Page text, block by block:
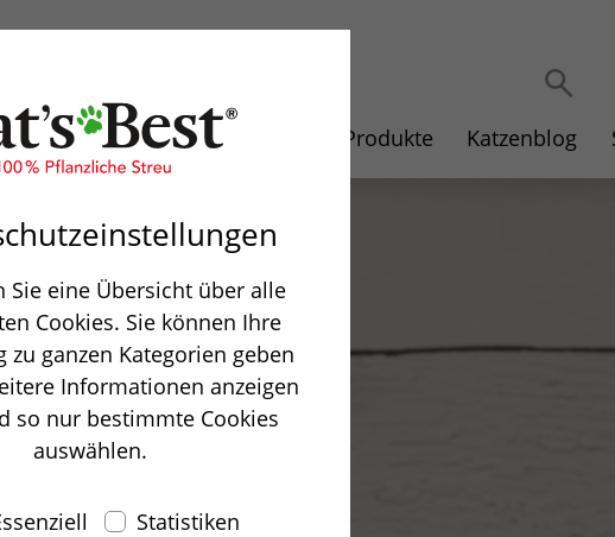
Warum Cat’s Best Unsere Produkte Katzenblog
gefunden
Sie eine Übersicht über alle
Cookies. Sie können Ihre
zu ganzen Kategorien geben
Informationen anzeigen
so nur bestimmte Cookies
auswählen.
Statistiken